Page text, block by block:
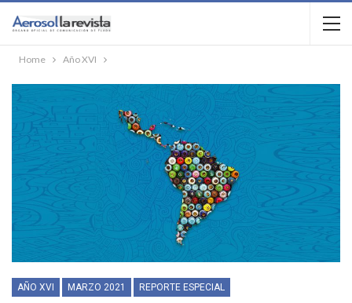
Home Año XVI
AÑO XVI MARZO 2021 REPORTE ESPECIAL